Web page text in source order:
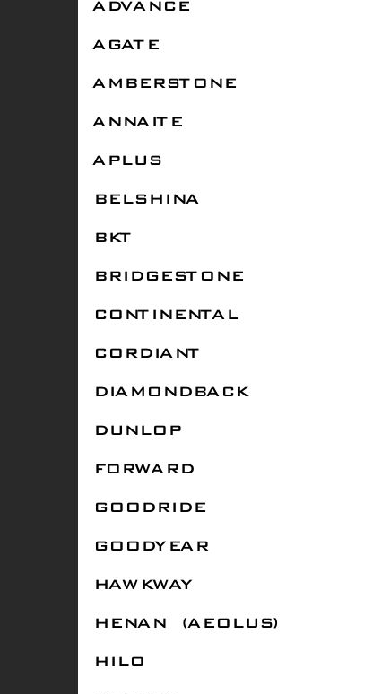
ADVANCE
AGATE
AMBERSTONE
ANNAITE
APLUS
BELSHINA
BKT
BRIDGESTONE
CONTINENTAL
CORDIANT
DIAMONDBACK
DUNLOP
FORWARD
GOODRIDE
GOODYEAR
HAWKWAY
HENAN (AEOLUS)
HILO